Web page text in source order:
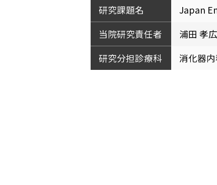
研究課題名
Japan
当院研究責任者
浦田 孝広
研究分担診療科
消化器